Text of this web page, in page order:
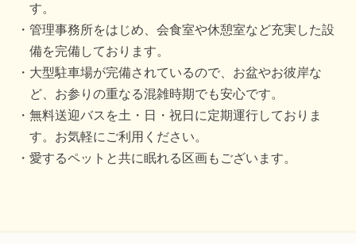
す。
管理事務所をはじめ、会食室や休憩室など充実した設
備を完備しております。
大型駐車場が完備されているので、お盆やお彼岸な
ど、お参りの重なる混雑時期でも安心です。
無料送迎バスを土・日・祝日に定期運行しておりま
す。お気軽にご利用ください。
愛するペットと共に眠れる区画もございます。